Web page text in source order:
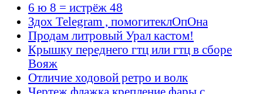
6 ю 8 = истрёж 48
Здох Telegram , помогитеклОпОна
Продам литровый Урал кастом!
Крышку переднего гтц или гтц в сборе
Вояж
Отличие ходовой ретро и волк